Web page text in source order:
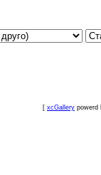
[ xcGallery